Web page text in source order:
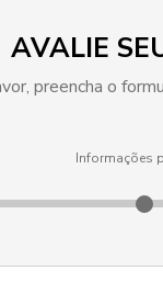
AVALIE
preencha o
Informações